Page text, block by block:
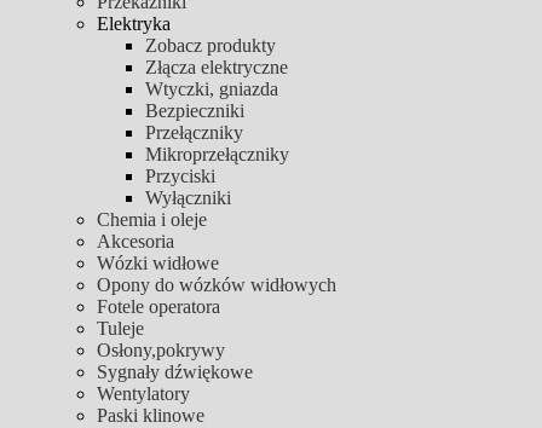
Elektryka
Zobacz produkty
Złącza elektryczne
Wtyczki, gniazda
Bezpieczniki
Przełączniky
Mikroprzełączniky
Przyciski
Wyłączniki
Chemia i oleje
Akcesoria
Wózki widłowe
Opony do wózków widłowych
Fotele operatora
Tuleje
Osłony,pokrywy
Sygnały dźwiękowe
Wentylatory
Paski klinowe